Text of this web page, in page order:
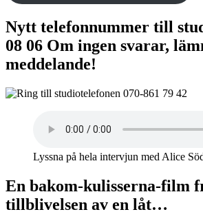
Nytt telefonnummer till
08 06 Om ingen svarar,
meddelande!
Lyssna på hela intervjun med Alice
En bakom-kulisserna-film
tillblivelsen av en låt…